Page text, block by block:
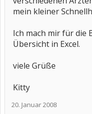
mein kleiner
Ich mach mir für die
Übersicht in Excel.
viele Grüße
Kitty
20. Januar 2008